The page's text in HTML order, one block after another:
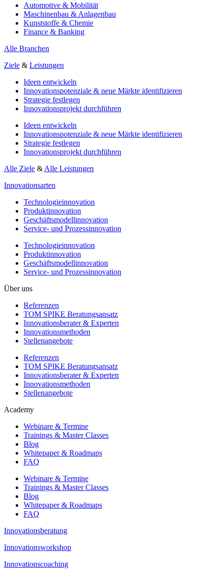
Automotive & Mobilität
Maschinenbau & Anlagenbau
Kunststoffe & Chemie
Finance & Banking
Alle Branchen
Ziele & Leistungen
Ideen entwickeln
Innovationspotenziale & neue Märkte identifizieren
Strategie festlegen
Innovationsprojekt durchführen
Ideen entwickeln
Innovationspotenziale & neue Märkte identifizieren
Strategie festlegen
Innovationsprojekt durchführen
Alle Ziele & Alle Leistungen
Innovationsarten
Technologieinnovation
Produktinnovation
Geschäftsmodellinnovation
Service- und Prozessinnovation
Technologieinnovation
Produktinnovation
Geschäftsmodellinnovation
Service- und Prozessinnovation
Über uns
Referenzen
TOM SPIKE Beratungsansatz
Innovationsberater & Experten
Innovationsmethoden
Stellenangebote
Referenzen
TOM SPIKE Beratungsansatz
Innovationsberater & Experten
Innovationsmethoden
Stellenangebote
Academy
Webinare & Termine
Trainings & Master Classes
Blog
Whitepaper & Roadmaps
FAQ
Webinare & Termine
Trainings & Master Classes
Blog
Whitepaper & Roadmaps
FAQ
Innovationsberatung
Innovationsworkshop
Innovationscoaching